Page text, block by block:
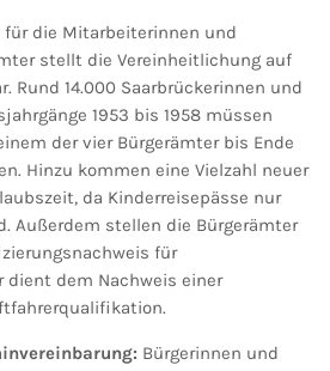
für die Mitarbeiterinnen und
stellt die Vereinheitlichung auf
Rund 14.000 Saarbrückerinnen und
1953 bis 1958 müssen
der vier Bürgerämter bis Ende
Hinzu kommen eine Vielzahl neuer
da Kinderreisepässe nur
Außerdem stellen die Bürgerämter
für
dient dem Nachweis einer
Bürgerinnen und